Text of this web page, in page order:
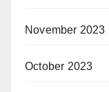
November 2023
October 2023